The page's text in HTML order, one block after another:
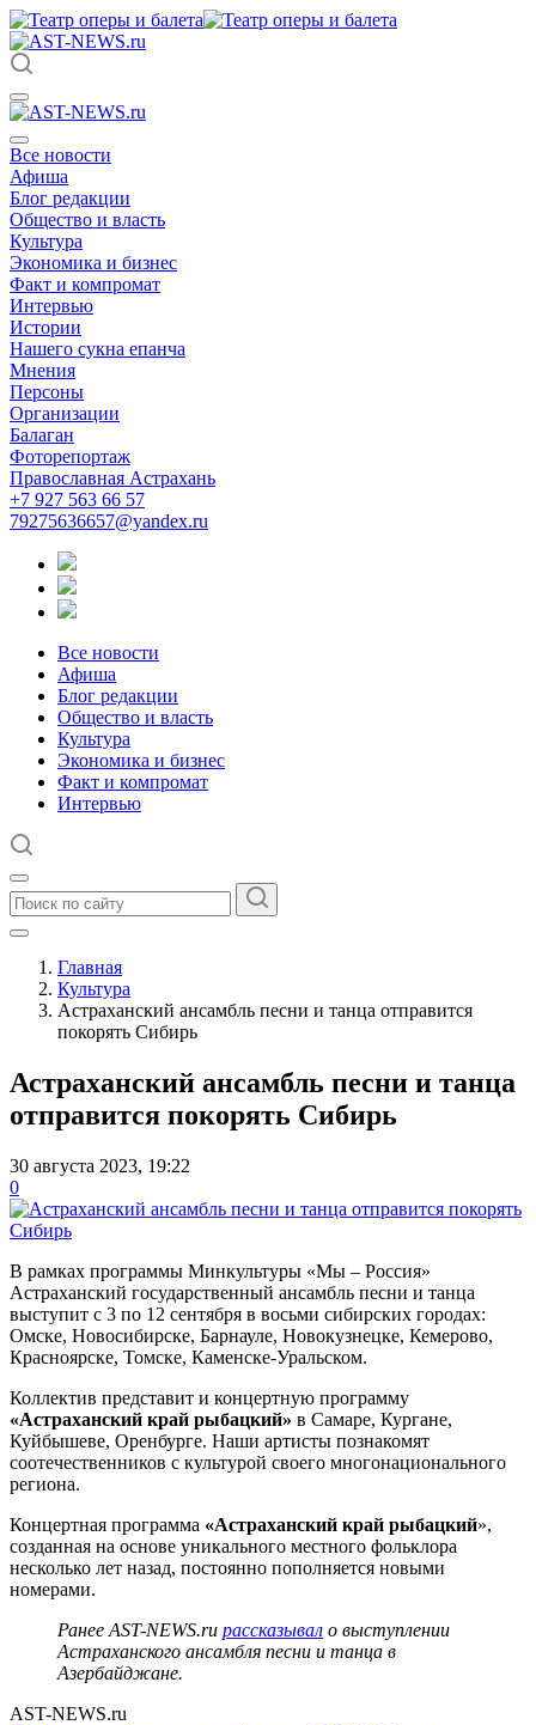
Все новости
Афиша
Блог редакции
Общество и власть
Культура
Экономика и бизнес
Факт и компромат
Интервью
Истории
Нашего сукна епанча
Мнения
Персоны
Организации
Балаган
Фоторепортаж
Православная Астрахань
+7 927 563 66 57
79275636657@yandex.ru
Все новости
Афиша
Блог редакции
Общество и власть
Культура
Экономика и бизнес
Факт и компромат
Интервью
Главная
Культура
Астраханский ансамбль песни и танца отправится
покорять Сибирь
Астраханский ансамбль песни и танца
отправится покорять Сибирь
30 августа 2023, 19:22
0
В рамках программы Минкультуры «Мы – Россия»
Астраханский государственный ансамбль песни и танца
выступит с 3 по 12 сентября в восьми сибирских городах:
Омске, Новосибирске, Барнауле, Новокузнецке, Кемерово,
Красноярске, Томске, Каменске-Уральском.
Коллектив представит и концертную программу
«Астраханский край рыбацкий» в Самаре, Кургане,
Куйбышеве, Оренбурге. Наши артисты познакомят
соотечественников с культурой своего многонационального
региона.
Концертная программа «Астраханский край рыбацкий»,
созданная на основе уникального местного фольклора
несколько лет назад, постоянно пополняется новыми
номерами.
Ранее AST-NEWS.ru рассказывал о выступлении
Астраханского ансамбля песни и танца в
Азербайджане.
AST-NEWS.ru